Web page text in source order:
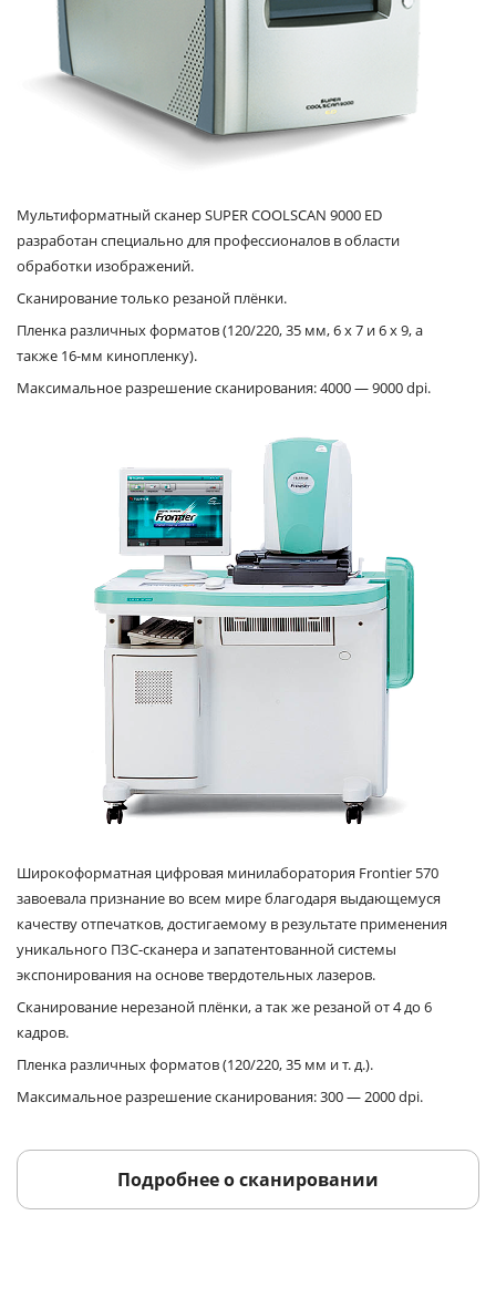
Мультиформатный сканер SUPER COOLSCAN 9000 ED
разработан специально для профессионалов в области
обработки изображений.
Сканирование только резаной плёнки.
Пленка различных форматов (120/220, 35 мм, 6 x 7 и 6 x 9, а
также 16-мм кинопленку).
Максимальное разрешение сканирования: 4000 — 9000 dpi.
Широкоформатная цифровая минилаборатория Frontier 570
завоевала признание во всем мире благодаря выдающемуся
качеству отпечатков, достигаемому в результате применения
уникального ПЗС-сканера и запатентованной системы
экспонирования на основе твердотельных лазеров.
Сканирование нерезаной плёнки, а так же резаной от 4 до 6
кадров.
Пленка различных форматов (120/220, 35 мм и т. д.).
Максимальное разрешение сканирования: 300 — 2000 dpi.
Подробнее о сканировании